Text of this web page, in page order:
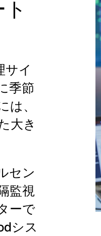
サイ
季節
は、
大き
セン
監視
ーで
シス